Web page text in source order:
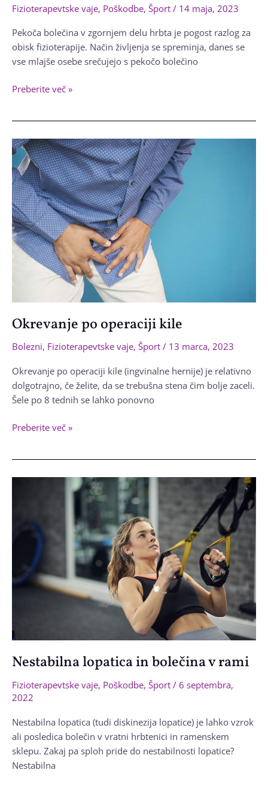
Fizioterapevtske vaje, Poškodbe, Šport / 14 maja, 2023
Pekoča bolečina v zgornjem delu hrbta je pogost razlog za
obisk fizioterapije. Način življenja se spreminja, danes se
vse mlajše osebe srečujejo s pekočo bolečino
Pekoča
delu
hrbta
Preberite več »
Okrevanje po operaciji kile
Bolezni, Fizioterapevtske vaje, Šport / 13 marca, 2023
Okrevanje po operaciji kile (ingvinalne hernije) je relativno
dolgotrajno, če želite, da se trebušna stena čim bolje zaceli.
Šele po 8 tednih se lahko ponovno
Okrevanje
Preberite več »
Nestabilna lopatica in bolečina v rami
Fizioterapevtske vaje, Poškodbe, Šport / 6 septembra,
2022
Nestabilna lopatica (tudi diskinezija lopatice) je lahko vzrok
ali posledica bolečin v vratni hrbtenici in ramenskem
sklepu. Zakaj pa sploh pride do nestabilnosti lopatice?
Nestabilna